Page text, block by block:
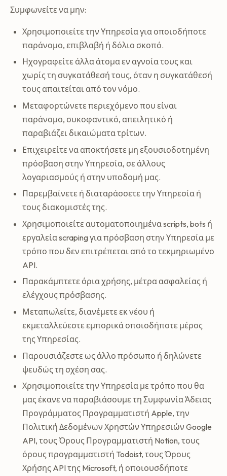
Συμφωνείτε να μην:
Χρησιμοποιείτε την Υπηρεσία για οποιοδήποτε
παράνομο, επιβλαβή ή δόλιο σκοπό.
Ηχογραφείτε άλλα άτομα εν αγνοία τους και
χωρίς τη συγκατάθεσή τους, όταν η συγκατάθεσή
τους απαιτείται από τον νόμο.
Μεταφορτώνετε περιεχόμενο που είναι
παράνομο, συκοφαντικό, απειλητικό ή
παραβιάζει δικαιώματα τρίτων.
Επιχειρείτε να αποκτήσετε μη εξουσιοδοτημένη
πρόσβαση στην Υπηρεσία, σε άλλους
λογαριασμούς ή στην υποδομή μας.
Παρεμβαίνετε ή διαταράσσετε την Υπηρεσία ή
τους διακομιστές της.
Χρησιμοποιείτε αυτοματοποιημένα scripts, bots ή
εργαλεία scraping για πρόσβαση στην Υπηρεσία με
τρόπο που δεν επιτρέπεται από το τεκμηριωμένο
API.
Παρακάμπτετε όρια χρήσης, μέτρα ασφαλείας ή
ελέγχους πρόσβασης.
Μεταπωλείτε, διανέμετε εκ νέου ή
εκμεταλλεύεστε εμπορικά οποιοδήποτε μέρος
της Υπηρεσίας.
Παρουσιάζεστε ως άλλο πρόσωπο ή δηλώνετε
ψευδώς τη σχέση σας.
Χρησιμοποιείτε την Υπηρεσία με τρόπο που θα
μας έκανε να παραβιάσουμε τη Συμφωνία Άδειας
Προγράμματος Προγραμματιστή Apple, την
Πολιτική Δεδομένων Χρηστών Υπηρεσιών Google
API, τους Όρους Προγραμματιστή Notion, τους
όρους προγραμματιστή Todoist, τους Όρους
Χρήσης API της Microsoft, ή οποιουσδήποτε